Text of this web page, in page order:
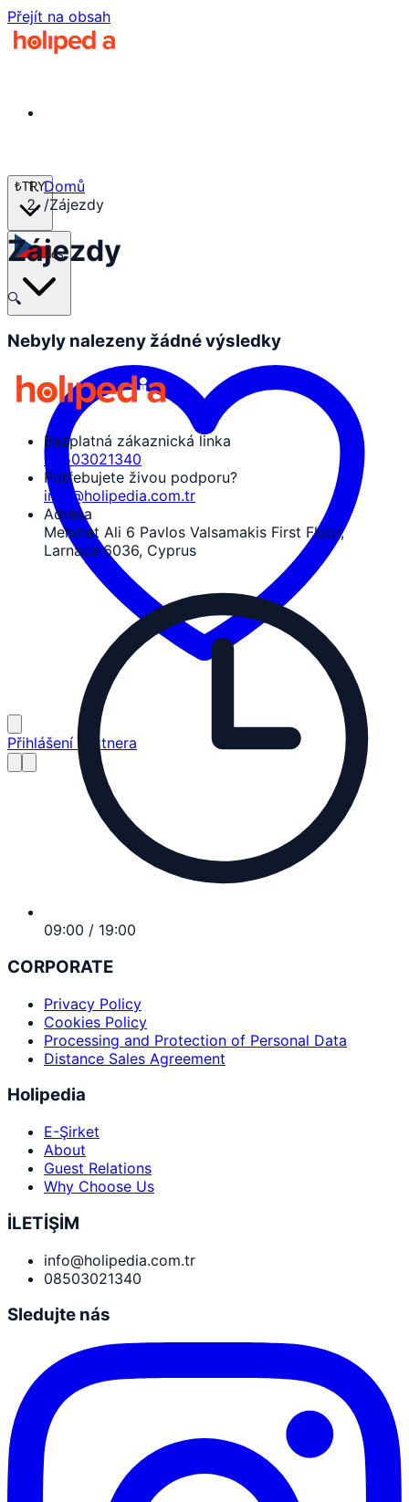
Přejít na obsah
₺TRY
cs
Přihlášení partnera
Domů
/Zájezdy
Zájezdy
🔍
Nebyly nalezeny žádné výsledky
Bezplatná zákaznická linka
08503021340
Potřebujete živou podporu?
info@holipedia.com.tr
Adresa
Mehmet Ali 6 Pavlos Valsamakis First Floor,
Larnaca 6036, Cyprus
09:00 / 19:00
CORPORATE
Privacy Policy
Cookies Policy
Processing and Protection of Personal Data
Distance Sales Agreement
Holipedia
E-Şirket
About
Guest Relations
Why Choose Us
İLETİŞİM
info@holipedia.com.tr
08503021340
Sledujte nás